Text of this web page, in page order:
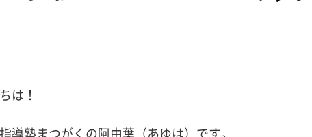
は！
導塾まつがくの阿由葉（あゆは）です。